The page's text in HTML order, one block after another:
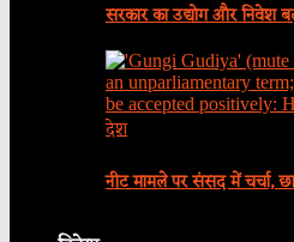
सरकार का उद्योग और निवेश
देश
नीट मामले पर संसद में चर्चा,